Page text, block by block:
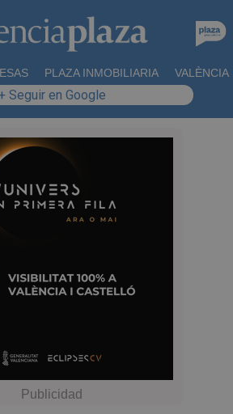
PLAZA INMOBILIARIA VALÈNCIA
Seguir en Google